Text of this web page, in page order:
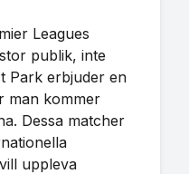
Leagues
publik, inte
Park erbjuder en
man kommer
Dessa matcher
uppleva